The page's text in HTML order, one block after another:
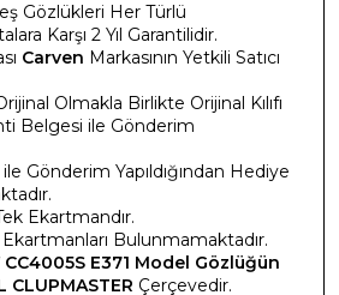
Gözlükleri Her Türlü
Karşı 2 Yıl Garantilidir.
Carven Markasının Yetkili Satıcı
Olmakla Birlikte Orijinal Kılıfı
Belgesi ile Gönderim
Gönderim Yapıldığından Hediye
Ekartmandır.
Bulunmamaktadır.
CC4005S E371 Model Gözlüğün
CLUPMASTER Çerçevedir.